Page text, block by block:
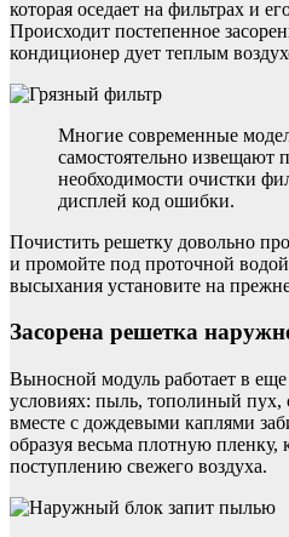
которая оседает на фильтрах и
Происходит постепенное
кондиционер дует теплым
Многие современные
самостоятельно извещают
необходимости очистки
дисплей код ошибки.
Почистить решетку довольно
и промойте под проточной
высыхания установите на
Засорена решетка
Выносной модуль работает в
условиях: пыль, тополиный пух,
вместе с дождевыми каплями
образуя весьма плотную пленку,
поступлению свежего воздуха.